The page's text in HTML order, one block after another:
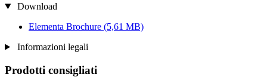
Download
Elementa Brochure (5,61 MB)
Informazioni legali
Prodotti consigliati